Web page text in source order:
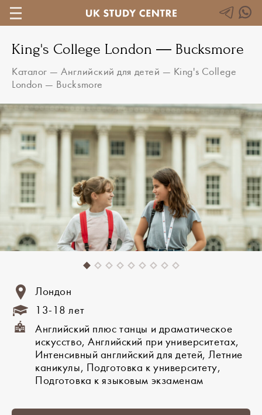
King's College London — Bucksmore
Каталог —Английский для детей — King's College
London — Bucksmore
Лондон
13-18 лет
Английский плюс танцы и драматическое
искусство, Английский при университетах,
Интенсивный английский для детей, Летние
каникулы, Подготовка к университету,
Подготовка к языковым экзаменам